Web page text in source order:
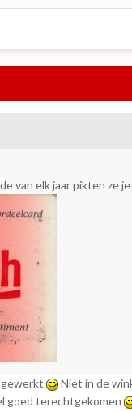
van elk jaar pikten ze
gewerkt Niet in de
goed terechtgekomen